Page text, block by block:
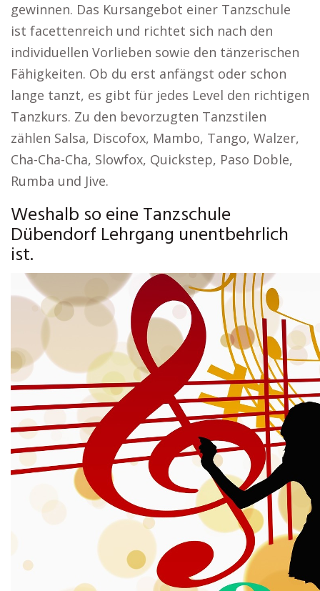
gewinnen. Das Kursangebot einer Tanzschule
ist facettenreich und richtet sich nach den
individuellen Vorlieben sowie den tänzerischen
Fähigkeiten. Ob du erst anfängst oder schon
lange tanzt, es gibt für jedes Level den richtigen
Tanzkurs. Zu den bevorzugten Tanzstilen
zählen Salsa, Discofox, Mambo, Tango, Walzer,
Cha-Cha-Cha, Slowfox, Quickstep, Paso Doble,
Rumba und Jive.
Weshalb so eine Tanzschule
Dübendorf Lehrgang unentbehrlich
ist.